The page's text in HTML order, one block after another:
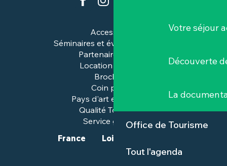
Votre séjour
Découverte
La
Office de Tourisme
Tout l'agenda
Accessibilité
Séminaires et événements pros
Partenaires & pros
Location de salles
Brochures
Coin presse
Pays d'art et d'histoire
Qualité Tourisme™
Service groupes
France
Loire-Atlantique